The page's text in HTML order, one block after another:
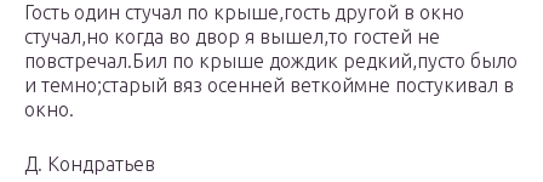
Гость один стучал по крыше,гость другой в окно
стучал,но когда во двор я вышел,то гостей не
повстречал.Бил по крыше дождик редкий,пусто было
и темно;старый вяз осенней веткоймне постукивал в
окно.
Д. Кондратьев